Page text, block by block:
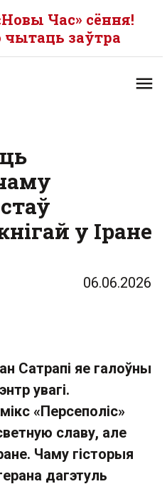
Час» сёння!
заўтра
у Іране
06.06.2026
Сатрапі яе галоўны
увагі.
«Персеполіс»
славу, але
Чаму гісторыя
дагэтуль